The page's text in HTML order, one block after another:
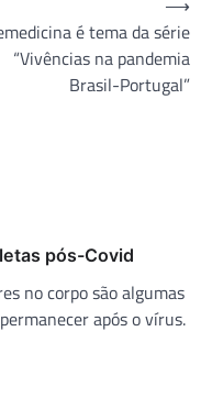
é tema da série
“Vivências na pandemia
Brasil-Portugal”
pós-Covid
no corpo são algumas
após o vírus.